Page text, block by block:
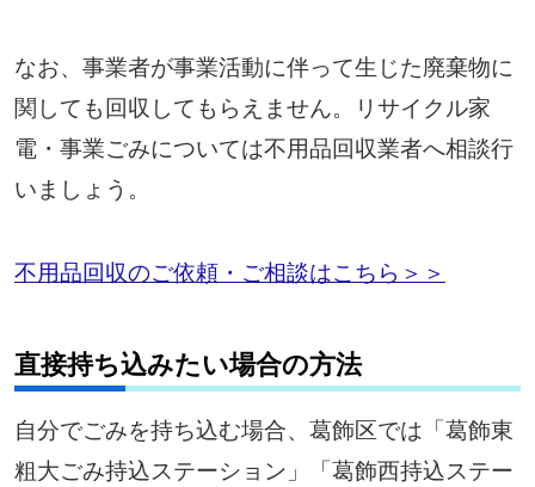
なお、事業者が事業活動に伴って生じた廃棄物に
関しても回収してもらえません。リサイクル家
電・事業ごみについては不用品回収業者へ相談行
いましょう。
不用品回収のご依頼・ご相談はこちら＞＞
直接持ち込みたい場合の方法
自分でごみを持ち込む場合、葛飾区では「葛飾東
粗大ごみ持込ステーション」「葛飾西持込ステー